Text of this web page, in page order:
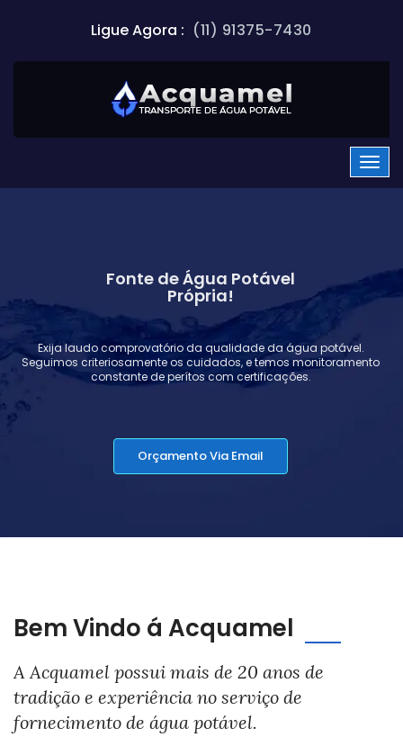
Ligue Agora : (11) 91375-7430
Fonte de Água Potável
Própria!
Exija laudo comprovatório da qualidade da água potável.
Seguimos criteriosamente os cuidados, e temos monitoramento
constante de perítos com certificações.
Orçamento Via Email
Bem Vindo á Acquamel
A Acquamel possui mais de 20 anos de
tradição e experiência no serviço de
fornecimento de água potável.